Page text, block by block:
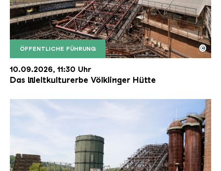
ÖFFENTLICHE FÜHRUNG
Der Erzschrägaufzug der Völklinger Hütte mit
Copyright: Weltkulturerbe Völklinger Hütte | Karl
©
10.09.2026, 11:30 Uhr
Das Weltkulturerbe Völklinger Hütte